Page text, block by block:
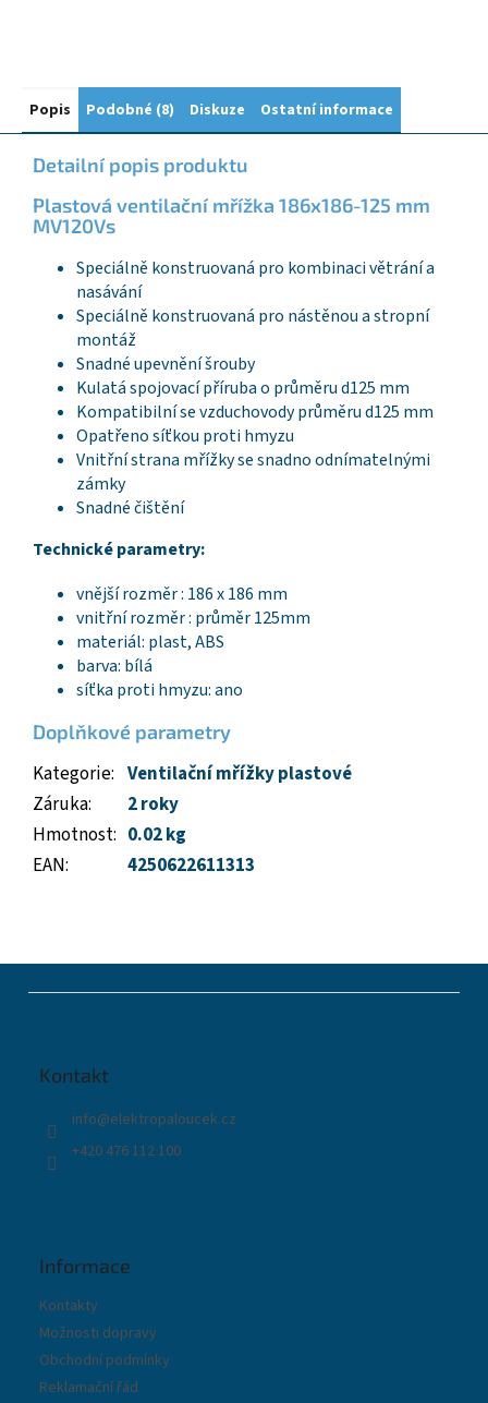
Popis Podobné (8) Diskuze Ostatní informace
Detailní popis produktu
Plastová ventilační mřížka 186x186-125 mm
MV120Vs
Speciálně konstruovaná pro kombinaci větrání a
nasávání
Speciálně konstruovaná pro nástěnou a stropní
montáž
Snadné upevnění šrouby
Kulatá spojovací příruba o průměru d125 mm
Kompatibilní se vzduchovody průměru d125 mm
Opatřeno síťkou proti hmyzu
Vnitřní strana mřížky se snadno odnímatelnými
zámky
Snadné čištění
Technické parametry:
vnější rozměr : 186 x 186 mm
vnitřní rozměr : průměr 125mm
materiál: plast, ABS
barva: bílá
síťka proti hmyzu: ano
Doplňkové parametry
Kategorie: Ventilační mřížky plastové
Záruka:
2 roky
Hmotnost: 0.02 kg
EAN: 4250622611313
Kontakt
info@elektropaloucek.cz
+420 476 112 100
Informace
Kontakty
Možnosti dopravy
Obchodní podmínky
Reklamační řád